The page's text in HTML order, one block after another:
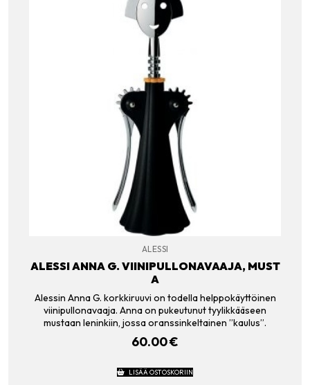
ALESSI
ALESSI ANNA G. VIINIPULLONAVAAJA, MUST
A
Alessin Anna G. korkkiruuvi on todella helppokäyttöinen
viinipullonavaaja. Anna on pukeutunut tyylikkääseen
mustaan leninkiin, jossa oranssinkeltainen ”kaulus”.
60.00€
LISÄÄ OSTOSKORIIN